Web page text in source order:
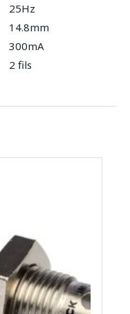
25Hz
14.8mm
300mA
2 fils